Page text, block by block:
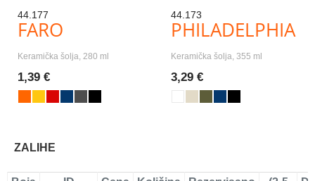
44.177
FARO
Keramička šolja, 280 ml
1,39 €
44.173
PHILADELPHIA
Keramička šolja, 355 ml
3,29 €
ZALIHE